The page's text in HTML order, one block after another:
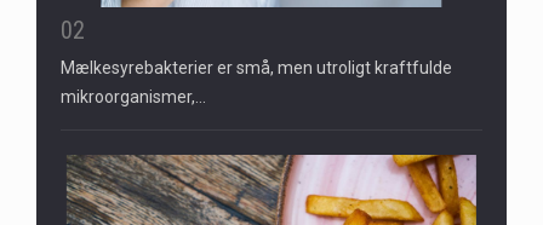
02
Mælkesyrebakterier er små, men utroligt kraftfulde
mikroorganismer,…